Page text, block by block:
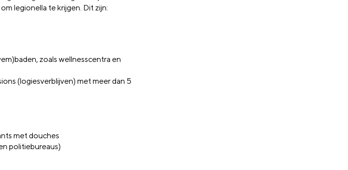
legionella te krijgen. Dit zijn:
zoals wellnesscentra en
(logiesverblijven) met meer dan 5
met douches
politiebureaus)